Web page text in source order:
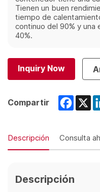
Tienen un buen
tiempo de
continuo del 90% y
40%.
Inquiry Now
Compartir X
Descripción Consulta
Descripción